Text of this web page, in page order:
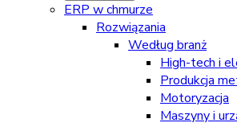
ERP w chmurze
Rozwiązania
Według branż
High-tech i
Produkcja
Motoryzacja
Maszyny i